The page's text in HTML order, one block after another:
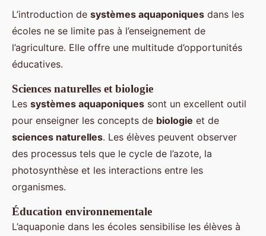
L’introduction de systèmes aquaponiques dans les
écoles ne se limite pas à l’enseignement de
l’agriculture. Elle offre une multitude d’opportunités
éducatives.
Sciences naturelles et biologie
Les systèmes aquaponiques sont un excellent outil
pour enseigner les concepts de biologie et de
sciences naturelles. Les élèves peuvent observer
des processus tels que le cycle de l’azote, la
photosynthèse et les interactions entre les
organismes.
Éducation environnementale
L’aquaponie dans les écoles sensibilise les élèves à